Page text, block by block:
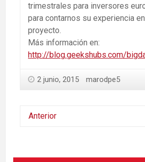
trimestrales para inversores
para contarnos su experiencia
proyecto.
Más información en:
http://blog.geekshubs.com/
2 junio, 2015 marodpe5
Anterior